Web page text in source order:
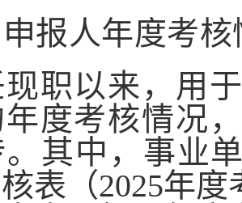
申报人年度考核
职以来，用
度考核情况
其中，事业
表（2025年